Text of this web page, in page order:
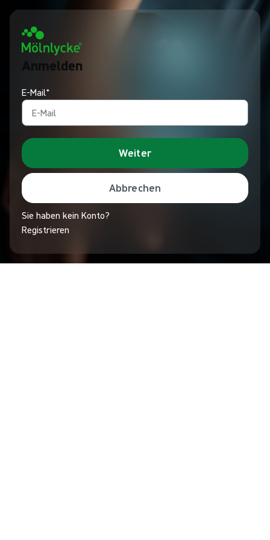
Anmelden
E-Mail*
Weiter
Abbrechen
Sie haben kein Konto?
Registrieren